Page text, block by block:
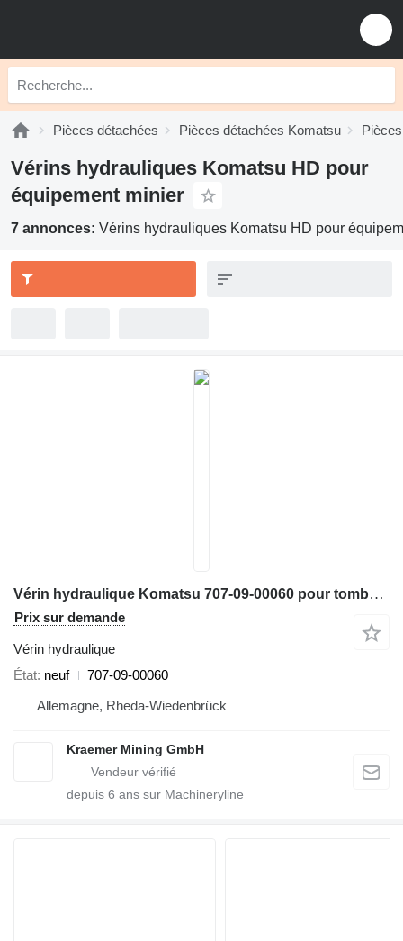
Pièces détachées Pièces détachées Komatsu
Vérins hydrauliques Komatsu HD pour
équipement minier
7 annonces: Vérins hydrauliques Komatsu HD pour
Vérin hydraulique Komatsu 707-09-00060 pour tombereau rigide Komatsu HD465-7
Prix sur demande
Vérin hydraulique
État neuf
707-09-00060
Allemagne, Rheda-Wiedenbrück
Kraemer Mining GmbH
depuis 6 ans sur Machineryline